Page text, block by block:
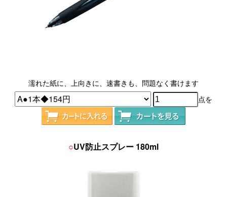
濡れた紙に、上向きに、速書きも、問題なく書けます
点を
○UV防止スプレー 180ml